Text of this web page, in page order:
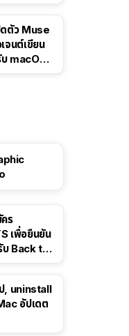
ตัว Muse
จนต์เขียน
บ macOS
ร
เพื่อยืนยัน
บ Back to
, uninstall
อัปเดต